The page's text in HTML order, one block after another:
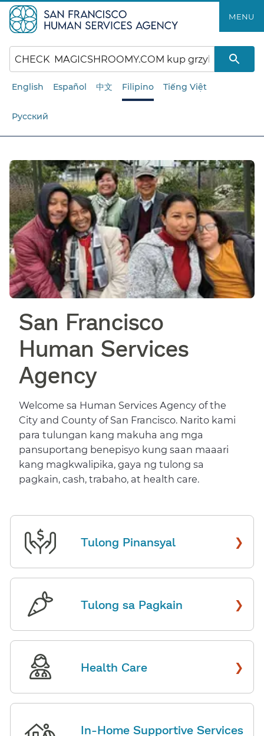
ang
pangunahing
nilalaman​​
MENU​​
English Español 中文 Filipino Tiếng Việt
Русский
San Francisco
Human Services
Agency​​
Welcome sa Human Services Agency of the
City and County of San Francisco. Narito kami
para tulungan kang makuha ang mga
pansuportang benepisyo kung saan maaari
kang magkwalipika, gaya ng tulong sa
pagkain, cash, trabaho, at health care.​​
Tulong Pinansyal ›
Tulong sa Pagkain ›
Health Care ›
In-Home Supportive Services